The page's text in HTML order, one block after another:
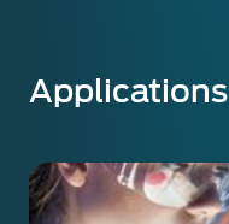
Applications